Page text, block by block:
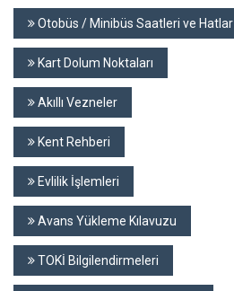
Otobüs / Minibüs Saatleri ve Hatlar
Kart Dolum Noktaları
Akıllı Vezneler
Kent Rehberi
Evlilik İşlemleri
Avans Yükleme Kılavuzu
TOKİ Bilgilendirmeleri